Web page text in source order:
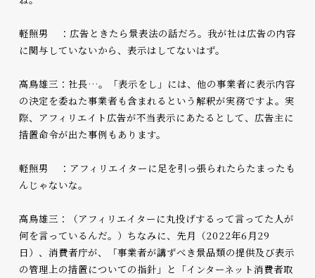
軽照男 ：広告ときたら景表法の話だろ。我が社は広告の内容
に関与していないから、表示はしてないはず。
高鳥雄三：社長…。「表示をし」には、他の事業者に表示内容
の決定を委ねた事業者も含まれるという解釈が実務ですよ。実
際、アフィリエイト広告が不当表示にあたるとして、広告主に
措置命令が出た事例もあります。
軽照男 ：アフィリエイターに足を引っ張られたらたまったも
んじゃないな。
高鳥雄三：（アフィリエイターに丸投げするって言ってた人が
何を言っているんだ。）ちなみに、先月（2022年6月29
日）、消費者庁が、「事業者が講ずべき景品類の提供及び表示
の管理上の措置についての指針」と「インターネット消費者取